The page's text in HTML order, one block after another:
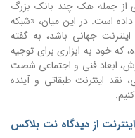
از جمله هک چند بانک بزرگ
داده است. در این میان، «شبکه
جهانی باشد، به گفته
که خود به ابزاری برای توجیه
ابعاد فنی و اجتماعی شصت
نقد اینترنت طبقاتی و آینده